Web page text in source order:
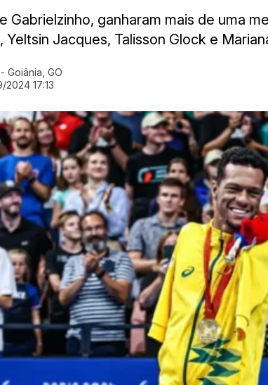
Gabrielzinho, ganharam mais de uma
Yeltsin Jacques, Talisson Glock e
- Goiânia, GO
17:13